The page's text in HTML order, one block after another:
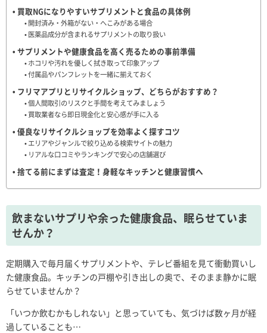
買取NGになりやすいサプリメントと食品の具体例
開封済み・外箱がない・へこみがある場合
医薬品成分が含まれるサプリメントの取り扱い
サプリメントや健康食品を高く売るための事前準備
ホコリや汚れを優しく拭き取って印象アップ
付属品やパンフレットを一緒に揃えておく
フリマアプリとリサイクルショップ、どちらがおすすめ？
個人間取引のリスクと手間を考えてみましょう
買取業者なら即日現金化と安心感が手に入る
優良なリサイクルショップを効率よく探すコツ
エリアやジャンルで絞り込める検索サイトの魅力
リアルな口コミやランキングで安心の店舗選び
捨てる前にまずは査定！身軽なキッチンと健康習慣へ
飲まないサプリや余った健康食品、眠らせていま
せんか？
定期購入で毎月届くサプリメントや、テレビ番組を見て衝動買いし
た健康食品。キッチンの戸棚や引き出しの奥で、そのまま静かに眠
らせていませんか？
「いつか飲むかもしれない」と思っていても、気づけば数ヶ月が経
過していることも…